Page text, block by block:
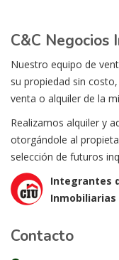
C&C Negocios
Nuestro equipo de
su propiedad sin
venta o alquiler de la
Realizamos alquiler y
otorgándole al
selección de futuros
Integrantes
Inmobiliarias
Contacto